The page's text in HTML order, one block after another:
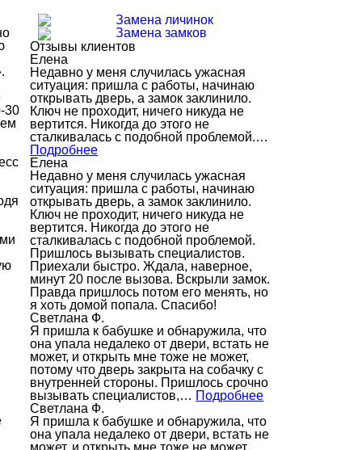
30
Замена личинок
Замена замков
Отзывы клиентов
Елена
Недавно у меня случилась ужасная
ситуация: пришла с работы, начинаю
открывать дверь, а замок заклинило.
Ключ не проходит, ничего никуда не
вертится. Никогда до этого не
сталкивалась с подобной проблемой.…
Подробнее
Елена
Недавно у меня случилась ужасная
ситуация: пришла с работы, начинаю
открывать дверь, а замок заклинило.
Ключ не проходит, ничего никуда не
вертится. Никогда до этого не
сталкивалась с подобной проблемой.
Пришлось вызывать специалистов.
Приехали быстро. Ждала, наверное,
минут 20 после вызова. Вскрыли замок.
Правда пришлось потом его менять, но
я хоть домой попала. Спасибо!
Светлана Ф.
Я пришла к бабушке и обнаружила, что
она упала недалеко от двери, встать не
может, и открыть мне тоже не может,
потому что дверь закрыта на собачку с
внутренней стороны. Пришлось срочно
вызывать специалистов,… Подробнее
Светлана Ф.
Я пришла к бабушке и обнаружила, что
она упала недалеко от двери, встать не